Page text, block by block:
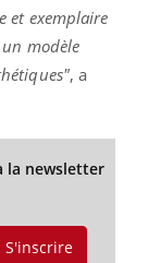
et exemplaire
modèle
, a
la newsletter
S'inscrire